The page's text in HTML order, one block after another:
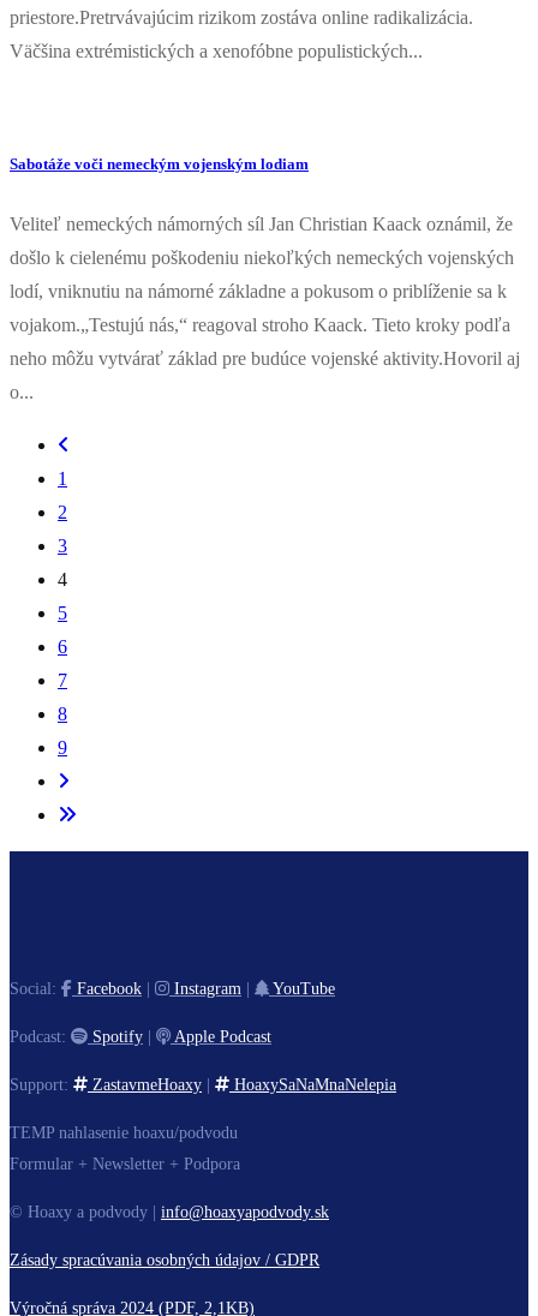
priestore.Pretrvávajúcim rizikom zostáva online radikalizácia.
Väčšina extrémistických a xenofóbne populistických...
Sabotáže voči nemeckým vojenským lodiam
Veliteľ nemeckých námorných síl Jan Christian Kaack oznámil, že
došlo k cielenému poškodeniu niekoľkých nemeckých vojenských
lodí, vniknutiu na námorné základne a pokusom o priblíženie sa k
vojakom.„Testujú nás,“ reagoval stroho Kaack. Tieto kroky podľa
neho môžu vytvárať základ pre budúce vojenské aktivity.Hovoril aj
o...
1
2
3
4
5
6
7
8
9
Social: Facebook Instagram YouTube
Podcast: Spotify Apple Podcast
Support: ZastavmeHoaxy HoaxySaNaMnaNelepia
TEMP nahlasenie hoaxu/podvodu
Formular + Newsletter + Podpora
© Hoaxy a podvody | info@hoaxyapodvody.sk
Zásady spracúvania osobných údajov / GDPR
Výročná správa 2024 (PDF, 2,1KB)